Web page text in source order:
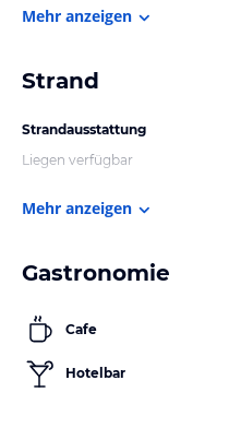
Mehr anzeigen
Strand
Strandausstattung
Liegen verfügbar
Mehr anzeigen
Gastronomie
Cafe
Hotelbar